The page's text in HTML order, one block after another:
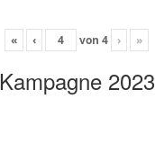
« ‹ von 4 › »
Kampagne 2023